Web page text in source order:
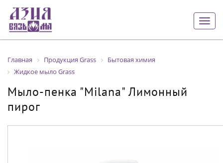
Главная Продукция Grass
Бытовая химия
Жидкое мыло Grass
Мыло-пенка "Milana" Лимонный
пирог